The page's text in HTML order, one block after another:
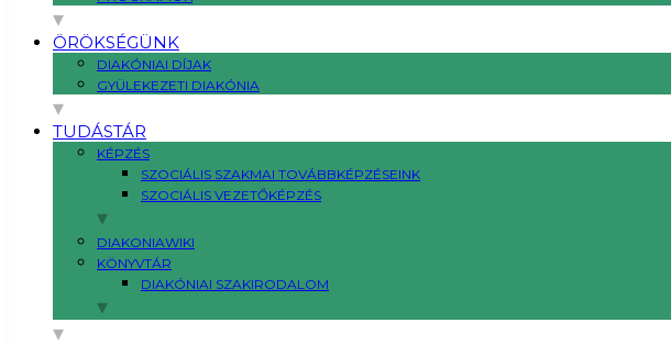
ÖRÖKSÉGÜNK
DIAKÓNIAI DÍJAK
GYÜLEKEZETI DIAKÓNIA
TUDÁSTÁR
KÉPZÉS
SZOCIÁLIS SZAKMAI TOVÁBBKÉPZÉSEINK
SZOCIÁLIS VEZETŐKÉPZÉS
DIAKONIAWIKI
KÖNYVTÁR
DIAKÓNIAI SZAKIRODALOM